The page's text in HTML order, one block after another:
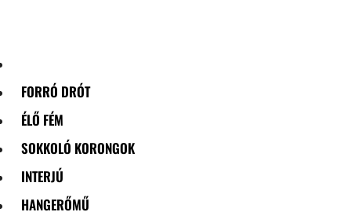
FORRÓ DRÓT
ÉLŐ FÉM
SOKKOLÓ KORONGOK
INTERJÚ
HANGERŐMŰ